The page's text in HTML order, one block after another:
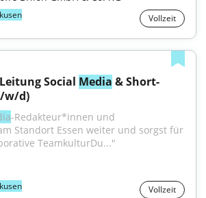
Vollzeit
Social Media & Short-
w/d)
-Redakteur*innen und
Standort Essen weiter und sorgst für
TeamkulturDu..."
Vollzeit